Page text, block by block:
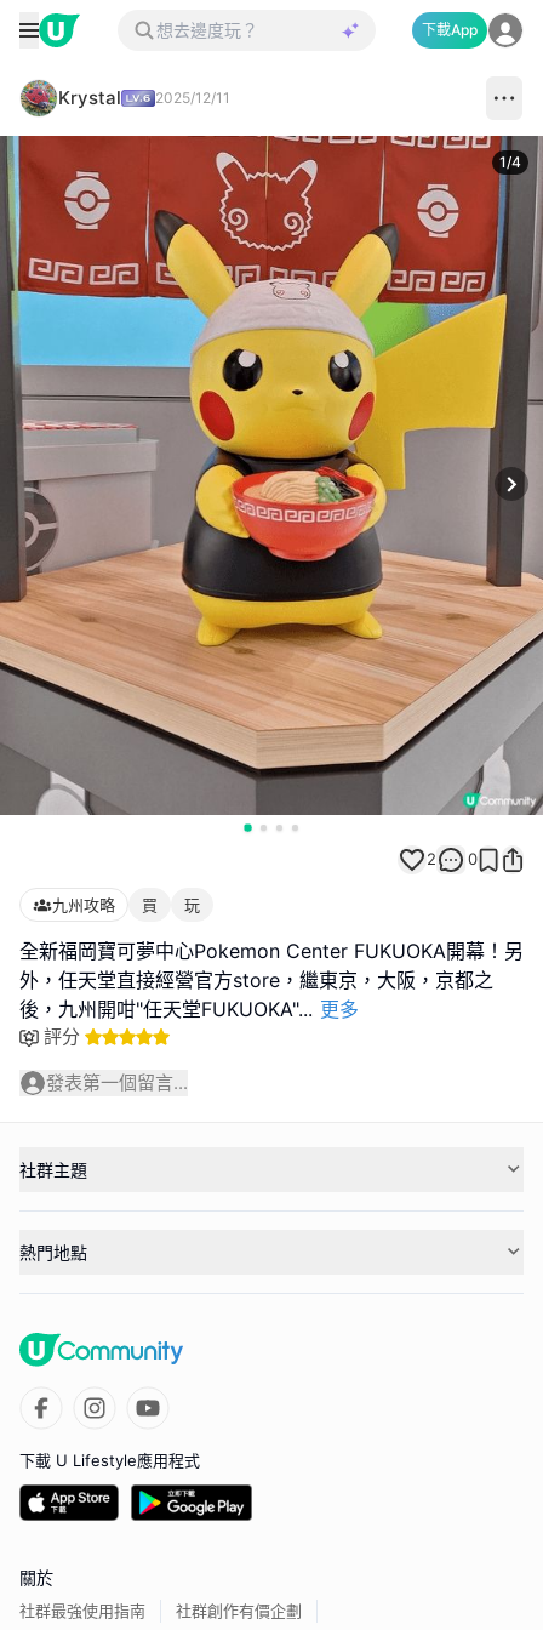
下載App
Krystal 2025/12/11
1/4
2 0
九州攻略 買 玩
全新福岡寶可夢中心Pokemon Center FUKUOKA開幕！另
外，任天堂直接經營官方store，繼東京，大阪，京都之
後，九州開咁"任天堂FUKUOKA"... 更多
評分
發表第一個留言...
社群主題
熱門地點
下載 U Lifestyle應用程式
關於
社群最強使用指南 社群創作有價企劃